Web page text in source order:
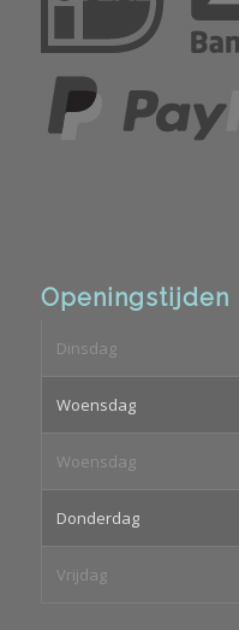
Openingstijden
Dinsdag
Woensdag
Woensdag
Donderdag
Vrijdag